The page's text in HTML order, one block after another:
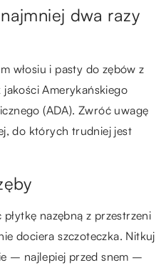
dwa razy
włosiu i pasty do zębów z
Amerykańskiego
(ADA). Zwróć uwagę
do których trudniej jest
nazębną z przestrzeni
dociera szczoteczka. Nitkuj
– najlepiej przed snem –